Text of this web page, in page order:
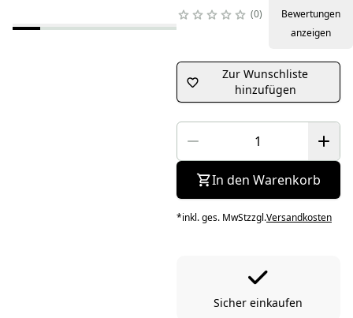
0
Bewertungen
anzeigen
Zur Wunschliste
hinzufügen
In den Warenkorb
*inkl. ges. MwStzzgl.Versandkosten
Sicher einkaufen